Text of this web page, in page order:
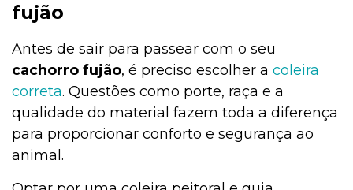
fujão
Antes de sair para passear com o seu
cachorro fujão, é preciso escolher a coleira
correta. Questões como porte, raça e a
qualidade do material fazem toda a diferença
para proporcionar conforto e segurança ao
animal.